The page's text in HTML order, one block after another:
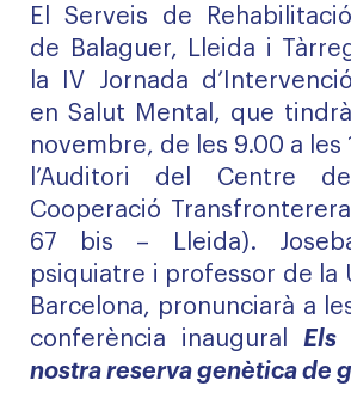
El Serveis de
de Balaguer, Lleida i
la IV Jornada
en Salut Mental, que
novembre, de les 9.00 a les
l’Auditori del Centre
Cooperació
67 bis – Lleida).
psiquiatre i professor de la
Barcelona, pronunciarà a
conferència inauguralEls
nostra reserva genètica de